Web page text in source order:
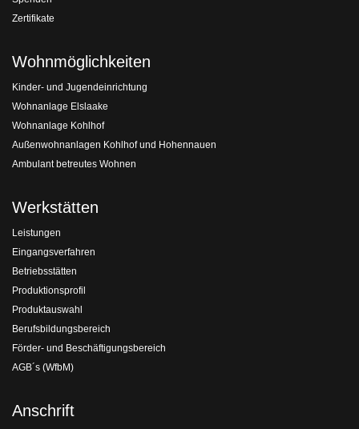
Zertifikate
Wohnmöglichkeiten
Kinder- und Jugendeinrichtung
Wohnanlage Elslaake
Wohnanlage Kohlhof
Außenwohnanlagen Kohlhof und Hohennauen
Ambulant betreutes Wohnen
Werkstätten
Leistungen
Eingangsverfahren
Betriebsstätten
Produktionsprofil
Produktauswahl
Berufsbildungsbereich
Förder- und Beschäftigungsbereich
AGB´s (WfbM)
Anschrift